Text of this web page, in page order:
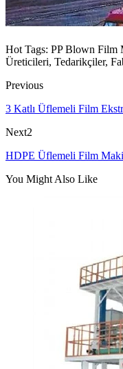
Hot Tags: PP Blown Film
Üreticileri, Tedarikçiler,
Previous
3 Katlı Üflemeli Film
Next2
HDPE Üflemeli Film
You Might Also Like